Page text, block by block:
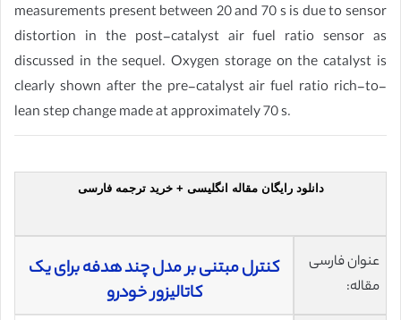
measurements present between 20 and 70 s is due to sensor
distortion in the post-catalyst air fuel ratio sensor as
discussed in the sequel. Oxygen storage on the catalyst is
clearly shown after the pre-catalyst air fuel ratio rich-to-
lean step change made at approximately 70 s.
دانلود رایگان مقاله انگلیسی + خرید ترجمه فارسی
عنوان فارسی
مقاله:
کنترل مبتنی بر مدل چند هدفه برای یک
کاتالیزور خودرو